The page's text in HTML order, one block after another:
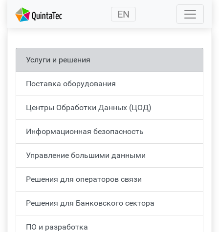
(current) EN
Услуги и решения
Поставка оборудования
Центры Обработки Данных (ЦОД)
Информационная безопасность
Управление большими данными
Решения для операторов связи
Решения для Банковского сектора
ПО и разработка